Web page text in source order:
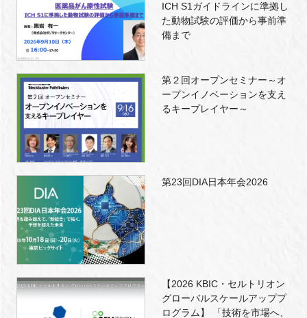
ICH S1ガイドラインに準拠し
た動物試験の評価から事前準
備まで
第２回オープンセミナー～オ
ープンイノベーションを支え
るキープレイヤー～
第23回DIA日本年会2026
【2026 KBIC・セルトリオン
グローバルスケールアッププ
ログラム】 「技術を市場へ、